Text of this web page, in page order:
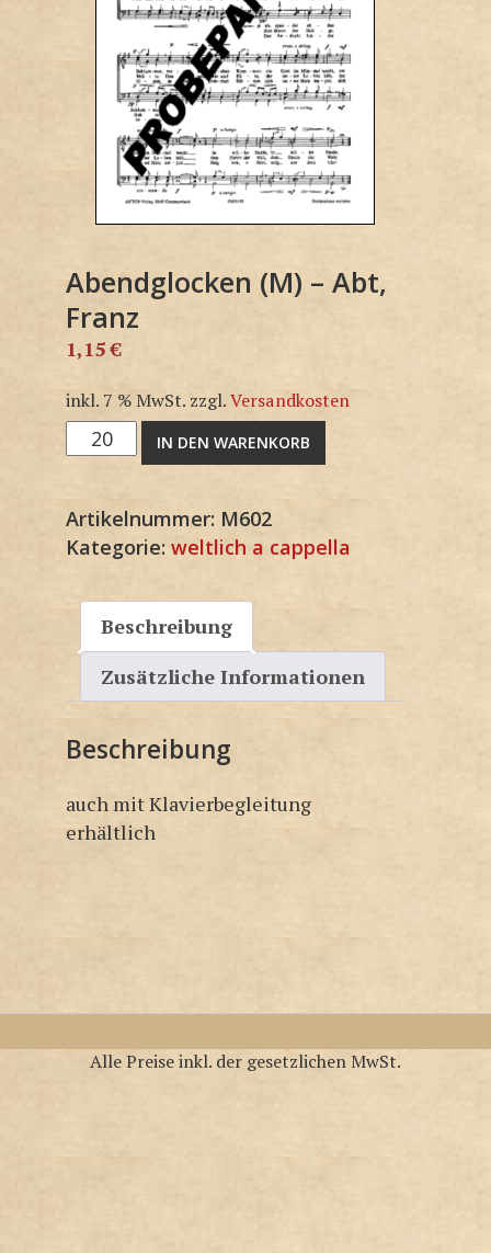
Abendglocken (M) – Abt,
Franz
1,15€
inkl. 7 % MwSt. zzgl.Versandkosten
Abendglocken
(M)
Abt,
Franz
IN DEN WARENKORB
Artikelnummer: M602
Kategorie: weltlich a cappella
Beschreibung
Zusätzliche Informationen
Beschreibung
auch mit Klavierbegleitung
erhältlich
Alle Preise inkl. der gesetzlichen MwSt.